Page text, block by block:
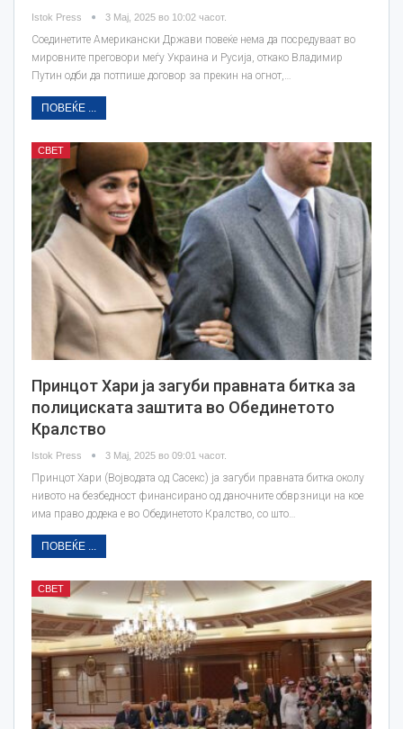
Istok Press 3 Мај, 2025 во 10:02 часот.
Соединетите Американски Држави повеќе нема да посредуваат во
мировните преговори меѓу Украина и Русија, откако Владимир
Путин одби да потпише договор за прекин на огнот,…
ПОВЕЌЕ ...
СВЕТ
Принцот Хари ја загуби правната битка за
полициската заштита во Обединетото
Кралство
Istok Press 3 Мај, 2025 во 09:01 часот.
Принцот Хари (Војводата од Сасекс) ја загуби правната битка околу
нивото на безбедност финансирано од даночните обврзници на кое
има право додека е во Обединетото Кралство, со што…
ПОВЕЌЕ ...
СВЕТ